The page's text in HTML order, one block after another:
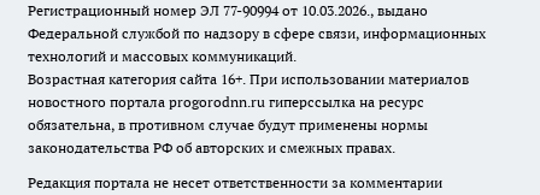
Регистрационный номер ЭЛ 77-90994 от 10.03.2026., выдано
Федеральной службой по надзору в сфере связи, информационных
технологий и массовых коммуникаций.
Возрастная категория сайта 16+. При использовании материалов
новостного портала progorodnn.ru гиперссылка на ресурс
обязательна, в противном случае будут применены нормы
законодательства РФ об авторских и смежных правах.
Редакция портала не несет ответственности за комментарии